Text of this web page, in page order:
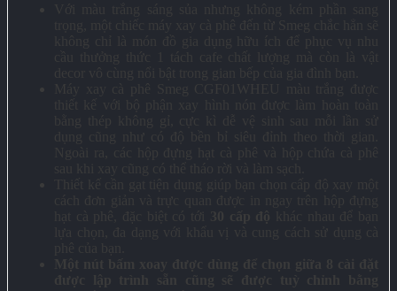
Với màu trắng sáng sủa nhưng không kém phần sang
trọng, một chiếc máy xay cà phê đến từ Smeg chắc hẳn sẽ
không chỉ là món đồ gia dụng hữu ích để phục vụ nhu
cầu thưởng thức 1 tách cafe chất lượng mà còn là vật
decor vô cùng nổi bật trong gian bếp của gia đình bạn.
Máy xay cà phê Smeg CGF01WHEU màu trắng được
thiết kế với bộ phận xay hình nón được làm hoàn toàn
bằng thép không gỉ, cực kì dễ vệ sinh sau mỗi lần sử
dụng cũng như có độ bền bỉ siêu đỉnh theo thời gian.
Ngoài ra, các hộp đựng hạt cà phê và hộp chứa cà phê
sau khi xay cũng có thể tháo rời và làm sạch.
Thiết kế cần gạt tiện dụng giúp bạn chọn cấp độ xay một
cách đơn giản và trực quan được in ngay trên hộp đựng
hạt cà phê, đặc biệt có tới
30 cấp độ
lựa chọn, đa dạng với khẩu vị và cung cách sử dụng cà
Một nút bấm xoay được dùng để chọn giữa 8 cài đặt
được lập trình sẵn cũng sẽ được tuỳ chỉnh bằng